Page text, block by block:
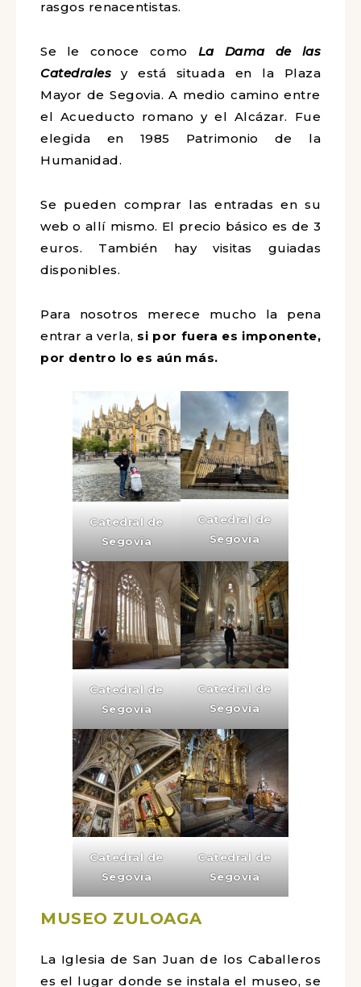
rasgos renacentistas.
Se le conoce como La Dama de las
Catedrales y está situada en la Plaza
Mayor de Segovia. A medio camino entre
el Acueducto romano y el Alcázar. Fue
elegida en 1985 Patrimonio de la
Humanidad.
Se pueden comprar las entradas en su
web o allí mismo. El precio básico es de 3
euros. También hay visitas guiadas
disponibles.
Para nosotros merece mucho la pena
entrar a verla, si por fuera es imponente,
por dentro lo es aún más.
Catedral de
Segovia
Catedral de
Segovia
Catedral de
Segovia
Catedral de
Segovia
Catedral de
Segovia
Catedral de
Segovia
MUSEO ZULOAGA
La Iglesia de San Juan de los Caballeros
es el lugar donde se instala el museo, se